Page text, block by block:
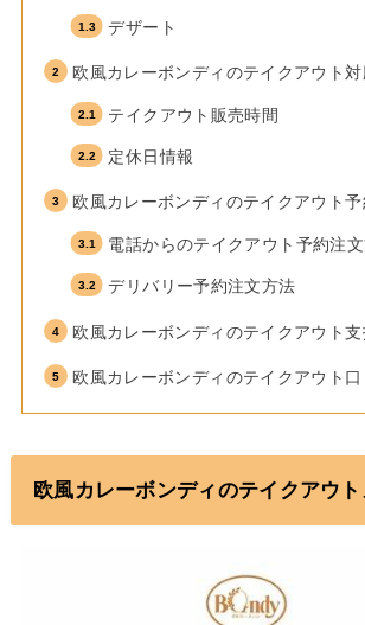
デザート
欧風カレーボンディのテイクアウト
テイクアウト販売時間
定休日情報
欧風カレーボンディのテイクアウト
電話からのテイクアウト予約注
デリバリー予約注文方法
欧風カレーボンディのテイクアウト
欧風カレーボンディのテイクアウト口
欧風カレーボンディのテイクアウ